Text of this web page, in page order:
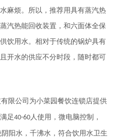
麻烦。所以，推荐用具有蒸汽热
汽热能回收装置，和六面体全保
饮用水。相对于传统的锅炉具有
开水的供应不分时段，随时都可
限公司为小菜园餐饮连锁店提供
足40-60人使用，微电脑控制，
阳水，千沸水，符合饮用水卫生